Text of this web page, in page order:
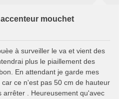
mouchet
à surveiller le va et vient des
plus le piaillement des
En attendant je garde mes
car ce n'est pas 50 cm de hauteur
arrêter . Heureusement qu'avec